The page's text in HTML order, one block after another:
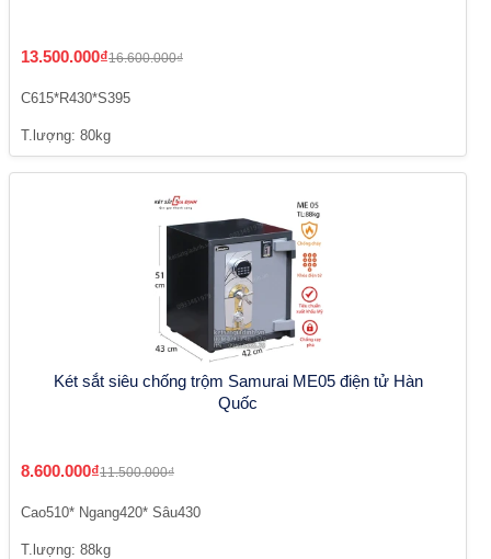
13.500.000₫16.600.000₫
C615*R430*S395
T.lượng: 80kg
Két sắt siêu chống trộm Samurai ME05 điện tử Hàn
Quốc
8.600.000₫11.500.000₫
Cao510* Ngang420* Sâu430
T.lượng: 88kg